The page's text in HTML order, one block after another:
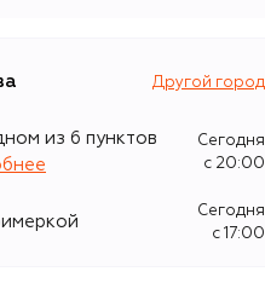
Другой город
из 6 пунктов
Сегодня
c 20:00
Сегодня
c 17:00